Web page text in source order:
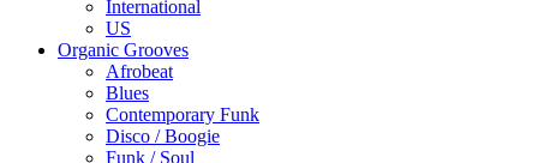
International
US
Organic Grooves
Afrobeat
Blues
Contemporary Funk
Disco / Boogie
Funk / Soul